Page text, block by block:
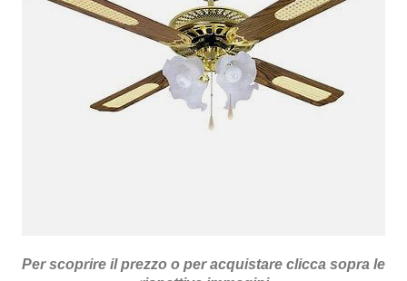
Per scoprire il prezzo o per acquistare clicca sopra le